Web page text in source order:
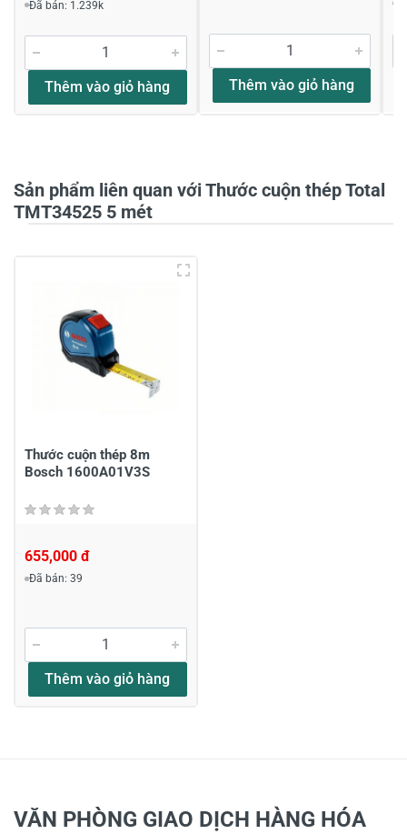
Đánh giá sao
Tiêu đề của nhận xét *
Viết nhận xét của bạn vào bên dưới
Gửi nhận xét
Đã bán: 1.239k
Thêm vào giỏ hàng Thêm vào giỏ hàng
Sản phẩm liên quan với Thước cuộn thép Total
TMT34525 5 mét
Thước cuộn thép 8m
Bosch 1600A01V3S
655,000 đ
Đã bán: 39
Thêm vào giỏ hàng
VĂN PHÒNG GIAO DỊCH HÀNG HÓA